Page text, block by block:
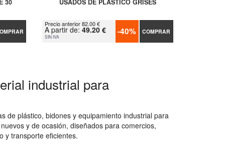
30 USADOS DE PLÁSTICO GRISES
Precio anterior 82.00 €
A partir de:49.20 €
SIN IVA -40% COMPRAR
industrial para
de plástico, bidones y equipamiento industrial para
y de ocasión, diseñados para comercios,
y transporte eficientes.